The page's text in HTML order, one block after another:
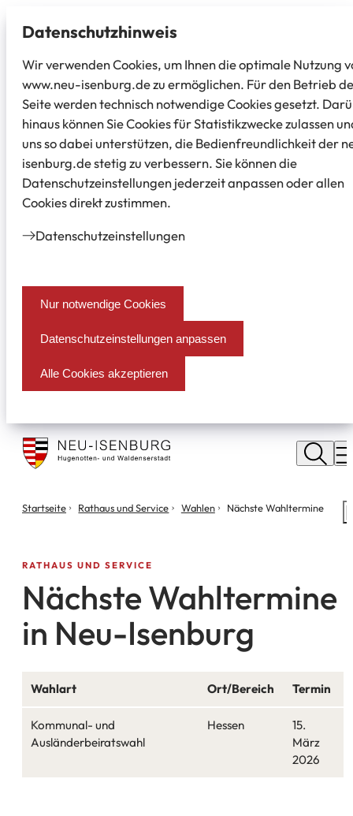
Datenschutz­hinweis
Wir verwenden Cookies, um Ihnen die optimale Nutzung
www.neu-isenburg.de zu ermöglichen. Für den Betrieb
Seite werden technisch notwendige Cookies gesetzt.
hinaus können Sie Cookies für Statistikzwecke zulassen
uns so dabei unterstützen, die Bedienfreundlichkeit der
isenburg.de stetig zu verbessern. Sie können die
Datenschutzeinstellungen jederzeit anpassen oder allen
Cookies direkt zustimmen.
Datenschutz­einstellungen
Nur notwendige Cookies
Datenschutzeinstellungen anpassen
Alle Cookies akzeptieren
Stadt
Neu
Isenburg
SieStartseite Rathaus und Service Wahlen Nächste Wahltermine
RATHAUS UND SERVICE
Nächste Wahltermine
in Neu-Isenburg
Wahlart Ort/Bereich Termin
Kommunal- und
Ausländerbeiratswahl
Hessen
15.
März
2026